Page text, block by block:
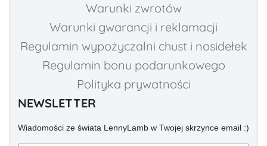
Warunki zwrotów
Warunki gwarancji i reklamacji
Regulamin wypożyczalni chust i nosidełek
Regulamin bonu podarunkowego
Polityka prywatności
NEWSLETTER
Wiadomości ze świata LennyLamb w Twojej skrzynce email :)